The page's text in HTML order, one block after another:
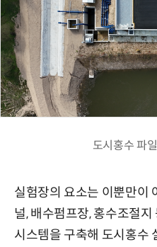
도시홍수 파
실험장의 요소는 이뿐만이
널, 배수펌프장, 홍수조절
시스템을 구축해 도시홍수